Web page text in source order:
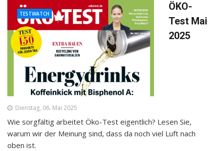
ÖKO-
Test Mai
2025
TESTWATCH
Dienstag, 06. Mai 2025
Wie sorgfältig arbeitet Öko-Test eigentlich? Lesen Sie,
warum wir der Meinung sind, dass da noch viel Luft nach
oben ist.